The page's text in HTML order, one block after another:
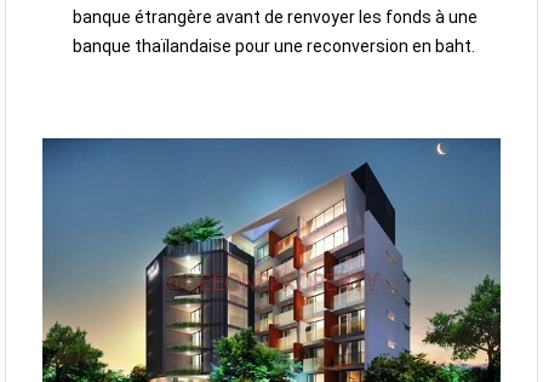
banque étrangère avant de renvoyer les fonds à une
banque thaïlandaise pour une reconversion en baht.